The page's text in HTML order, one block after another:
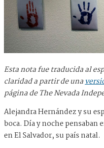
Esta nota fue traducida al
claridad a partir de una
página de The Nevada
Alejandra Hernández y su
boca. Día y noche pensaban
en El Salvador, su país natal.